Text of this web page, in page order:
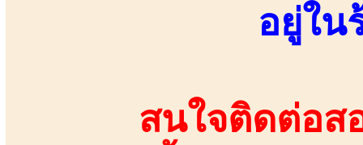
อยู่ใน
สนใจติดต่อส